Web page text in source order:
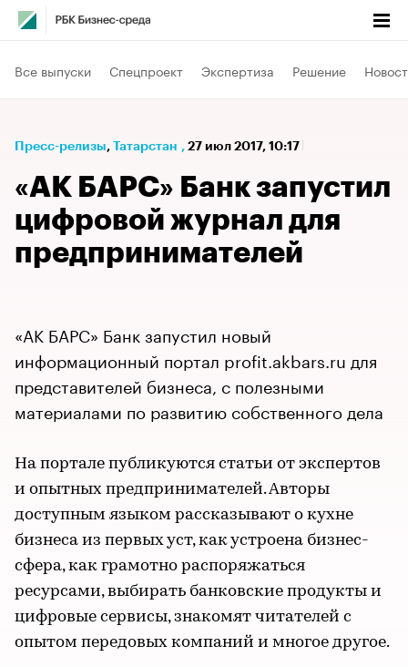
Все выпуски Спецпроект Экспертиза Решение
Пресс-релизы⁠, Татарстан , 27 июл 2017, 10:17
«АК БАРС» Банк запустил
цифровой журнал для
предпринимателей
«АК БАРС» Банк запустил новый
информационный портал profit.akbars.ru для
представителей бизнеса, с полезными
материалами по развитию собственного дела
На портале публикуются статьи от экспертов
и опытных предпринимателей. Авторы
доступным языком рассказывают о кухне
бизнеса из первых уст, как устроена бизнес-
сфера, как грамотно распоряжаться
ресурсами, выбирать банковские продукты и
цифровые сервисы, знакомят читателей с
опытом передовых компаний и многое другое.